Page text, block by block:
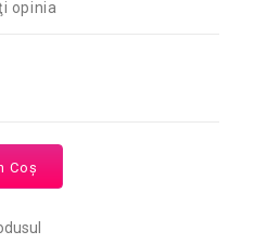
opinia
Coş